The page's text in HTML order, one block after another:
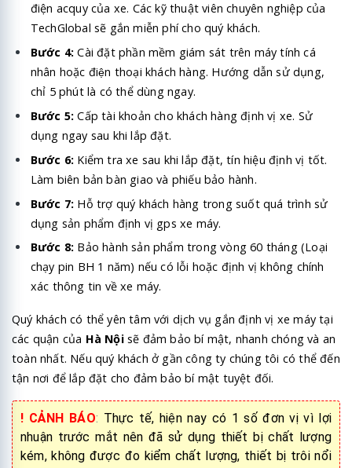
điện acquy của xe. Các kỹ thuật viên chuyên nghiệp của
TechGlobal sẽ gắn miễn phí cho quý khách.
Bước 4: Cài đặt phần mềm giám sát trên máy tính cá
nhân hoặc điện thoại khách hàng. Hướng dẫn sử dụng,
chỉ 5 phút là có thể dùng ngay.
Bước 5: Cấp tài khoản cho khách hàng định vị xe. Sử
dụng ngay sau khi lắp đặt.
Bước 6: Kiểm tra xe sau khi lắp đặt, tín hiệu định vị tốt.
Làm biên bản bàn giao và phiếu bảo hành.
Bước 7: Hỗ trợ quý khách hàng trong suốt quá trình sử
dụng sản phẩm định vị gps xe máy.
Bước 8: Bảo hành sản phẩm trong vòng 60 tháng (Loại
chạy pin BH 1 năm) nếu có lỗi hoặc định vị không chính
xác thông tin về xe máy.
Quý khách có thể yên tâm với dịch vụ gắn định vị xe máy tại
các quận của Hà Nộisẽ đảm bảo bí mật, nhanh chóng và an
toàn nhất. Nếu quý khách ở gần công ty chúng tôi có thể đến
tận nơi để lắp đặt cho đảm bảo bí mật tuyệt đối.
! CẢNH BÁO: Thực tế, hiện nay có 1 số đơn vị vì lợi
nhuận trước mắt nên đã sử dụng thiết bị chất lượng
kém, không được đo kiểm chất lượng, thiết bị trôi nổi